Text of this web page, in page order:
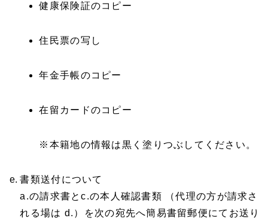
健康保険証のコピー
住民票の写し
年金手帳のコピー
在留カードのコピー
※本籍地の情報は黒く塗りつぶしてください。
書類送付について
a.の請求書とc.の本人確認書類 （代理の方が請求さ
れる場は d.）を次の宛先へ簡易書留郵便にてお送り